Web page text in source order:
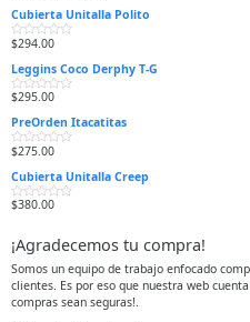
l
o
r
a
o
e
n
0
e
5
Cubierta Unitalla Polito
V
l
o
r
a
o
e
n
0
e
5
$294.00
Leggins Coco Derphy T-G
V
l
o
r
a
o
e
n
0
5
$295.00
PreOrden Itacatitas
V
l
o
r
a
e
n
0
d
e
5
$275.00
Cubierta Unitalla Creep
V
o
r
a
d
o
n
$380.00
¡Agradecemos tu compra!
Somos un equipo de trabajo enfocado
clientes. Es por eso que nuestra web
compras sean seguras!.